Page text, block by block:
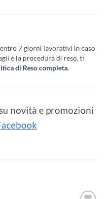
7 giorni lavorativi in caso
e la procedura di reso, ti
di Reso completa.
novità e promozioni